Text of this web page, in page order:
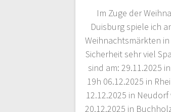
Im Zuge der
Duisburg spiele ich
Weihnachtsmärkten
Sicherheit sehr viel
sind am: 29.11.2025
19h 06.12.2025 in
12.12.2025 in
20.12.2025 in